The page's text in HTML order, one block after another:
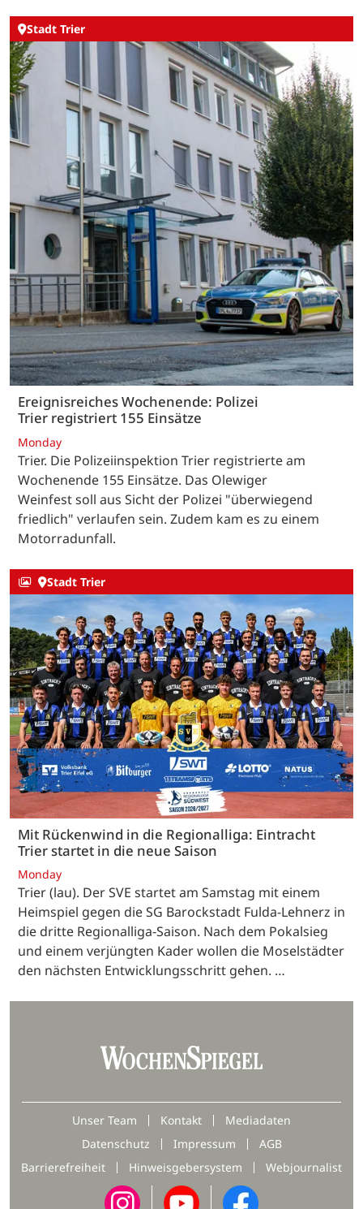
Stadt Trier
Ereignisreiches Wochenende: Polizei
Trier registriert 155 Einsätze
Monday
Trier. Die Polizeiinspektion Trier registrierte am
Wochenende 155 Einsätze. Das Olewiger
Weinfest soll aus Sicht der Polizei "überwiegend
friedlich" verlaufen sein. Zudem kam es zu einem
Motorradunfall.
Stadt Trier
Mit Rückenwind in die Regionalliga: Eintracht
Trier startet in die neue Saison
Monday
Trier (lau). Der SVE startet am Samstag mit einem
Heimspiel gegen die SG Barockstadt Fulda-Lehnerz in
die dritte Regionalliga-Saison. Nach dem Pokalsieg
und einem verjüngten Kader wollen die Moselstädter
den nächsten Entwicklungsschritt gehen. …
Unser Team Kontakt
Mediadaten
Datenschutz
Impressum
AGB
Barrierefreiheit
Hinweisgebersystem Webjournalist